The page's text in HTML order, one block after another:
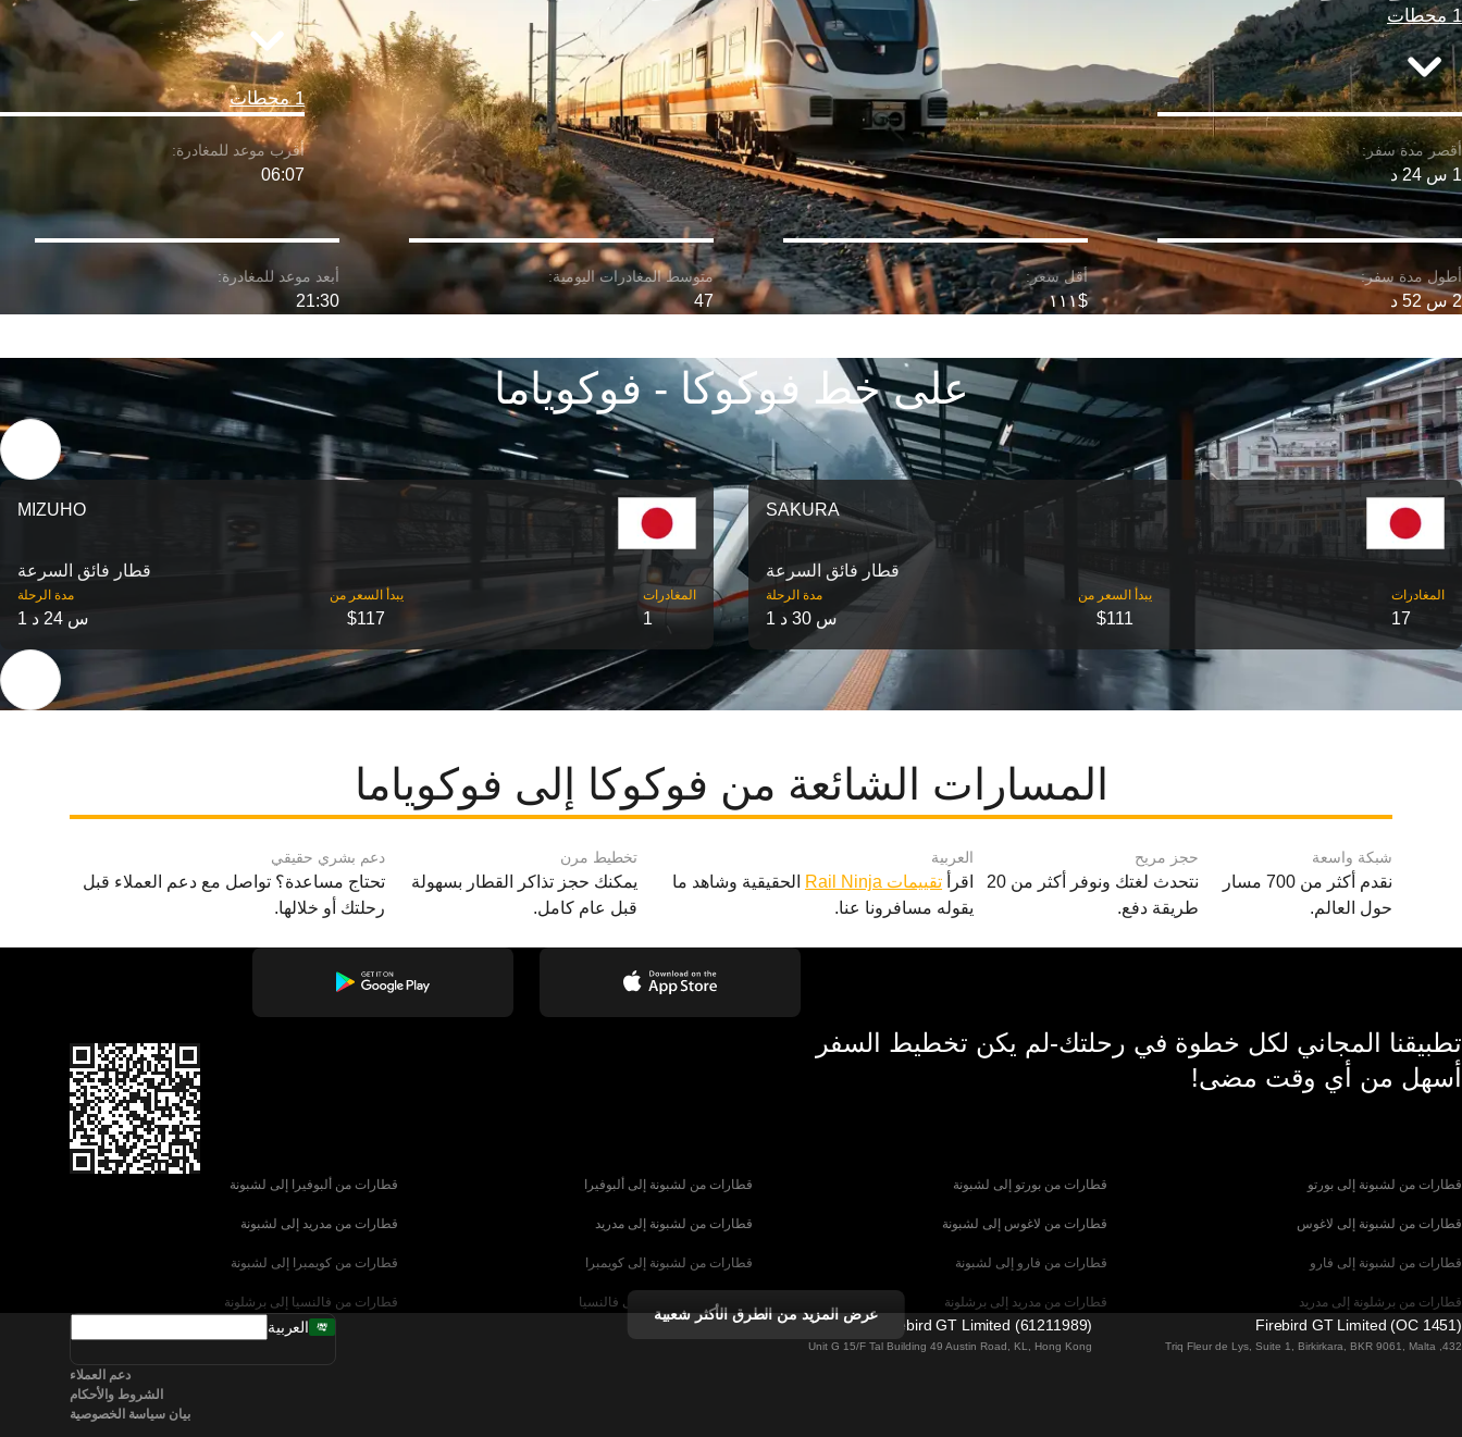
1 محطات
1 محطات
1 س 24 د 06:07
2 س 52 د $١١١ 47
21:30
على خط فوكوكا - فوكوياما
MIZUHO
قطار فائق السرعة
مدة الرحلة
1 س 24 د
‎يبدأ السعر من
$117
‎المغادرات
1
SAKURA
قطار فائق السرعة
مدة الرحلة
1 س 30 د
‎يبدأ السعر من
$111
‎المغادرات
17
المسارات الشائعة من فوكوكا إلى فوكوياما
شبكة واسعة
نقدم أكثر من 700 مسار
حول العالم.
حجز مريح
نتحدث لغتك ونوفر أكثر من 20
طريقة دفع.
العربية
اقرأ تقييمات Rail Ninja
الحقيقية وشاهد ما
يقوله مسافرونا عنا.
تخطيط مرن
يمكنك حجز تذاكر القطار بسهولة
قبل عام كامل.
دعم بشري حقيقي
تحتاج مساعدة؟ تواصل مع دعم العملاء قبل
رحلتك أو خلالها.
تطبيقنا المجاني لكل خطوة في رحلتك-لم يكن تخطيط السفر
أسهل من أي وقت مضى!
قطارات من لشبونة إلى بورتو قطارات من بورتو إلى لشبونة قطارات من لشبونة إلى ألبوفيرا قطارات من ألبوفيرا إلى لشبونة
قطارات من لشبونة إلى لاغوس قطارات من لاغوس إلى لشبونة قطارات من لشبونة إلى مدريد قطارات من مدريد إلى لشبونة
قطارات من لشبونة إلى فارو قطارات من فارو إلى لشبونة قطارات من لشبونة إلى كويمبرا قطارات من كويمبرا إلى لشبونة
قطارات من برشلونة إلى مدريد قطارات من مدريد إلى برشلونة قطارات من برشلونة إلى فالنسيا قطارات من فالنسيا إلى برشلونة
قطارات من باريس إلى برشلونة قطارات من برشلونة إلى إشبيلية قطارات من إشبيلية إلى برشلونة
عرض المزيد من الطرق الأكثر شعبية
Firebird GT Limited (OC 1451)
432, Triq Fleur de Lys, Suite 1, Birkirkara, BKR 9061, Malta
Firebird GT Limited (61211989)
Unit G 15/F Tal Building 49 Austin Road, KL, Hong Kong
العربية
دعم العملاء
الشروط والأحكام
بيان سياسة الخصوصية